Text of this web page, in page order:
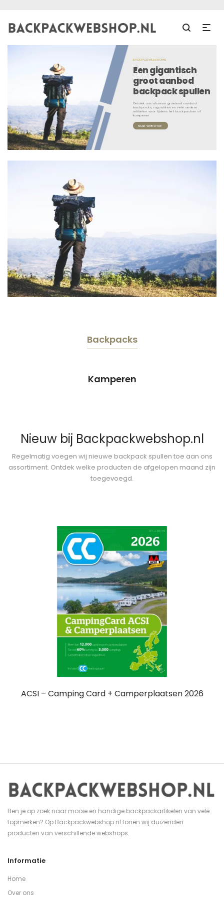
BACKPACKWEBSHOP.NL
Een gigantisch
groot aanbod
backpack spullen
Ontdek ons alsmaar groeiend aanbod
backpacks, rugzakken en vele andere
artikelen voor tijdens het backpacken of
kamperen
NAAR WEBSHOP
Backpacks
Kamperen
Nieuw bij Backpackwebshop.nl
Regelmatig voegen wij nieuwe backpack spullen toe aan ons
assortiment. Ontdek welke producten de afgelopen maand zijn
toegevoegd.
ACSI – Camping Card + Camperplaatsen 2026
Ben je op zoek naar mooie en handige backpackartikelen van vele
topmerken? Op Backpackwebshop.nl tonen wij duizenden
producten van verschillende webshops.
Informatie
Home
Over ons